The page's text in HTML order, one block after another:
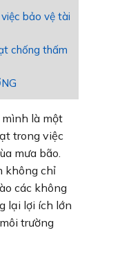
bảo vệ tài
chống thấm
là một
trong việc
mưa bão.
không chỉ
các không
lại lợi ích lớn
trường